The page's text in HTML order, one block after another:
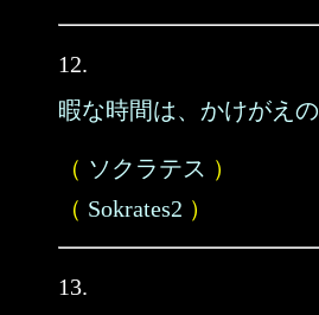
12.
暇な時間は、かけがえ
（ ソクラテス ）
（ Sokrates2 ）
13.